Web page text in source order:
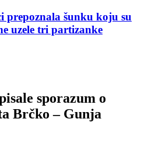
prepoznala šunku koju su
uzele tri partizanke
sporazum o
Brčko – Gunja